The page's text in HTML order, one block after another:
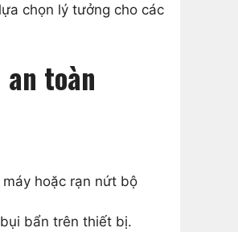
chọn lý tưởng cho các
an toàn
hoặc rạn nứt bộ
bẩn trên thiết bị.